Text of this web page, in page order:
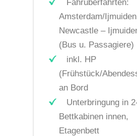
Fährüberfahrten:
Amsterdam/
Newcastle –
(Bus u. Passagiere)
inkl. HP
(Frühstück/
an Bord
Unterbringung in
Bettkabinen innen,
Etagenbett